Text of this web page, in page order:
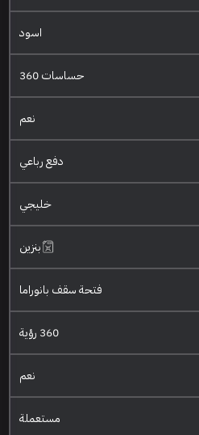
اسود
حساسات 360
نعم
دفع رباعي
خليجي
بنزين
فتحة سقف بانوراما
360 رؤية
نعم
مستعملة